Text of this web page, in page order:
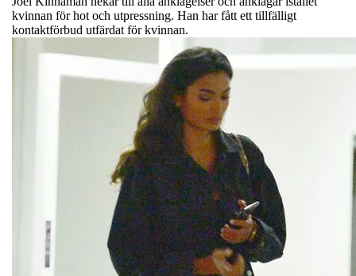
kvinnan för hot och utpressning. Han har fått ett tillfälligt
kontaktförbud utfärdat för kvinnan.